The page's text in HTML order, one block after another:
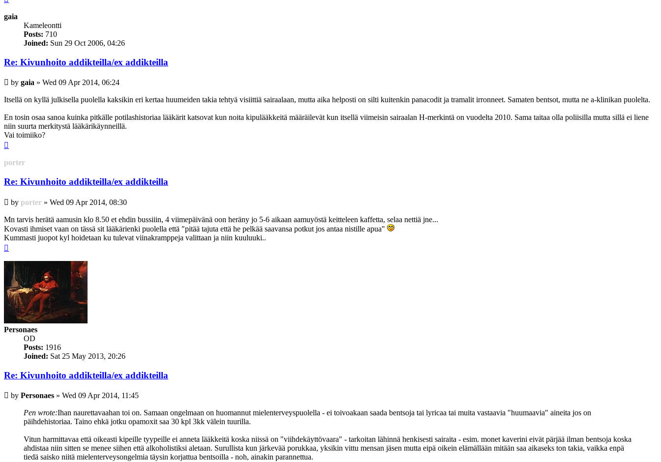
gaia
Kameleontti
Posts: 710
Joined: Sun 29 Oct 2006, 04:26
Re: Kivunhoito addikteilla/ex addikteilla
Post
by gaia » Wed 09 Apr 2014, 06:24
Itsellä on kyllä julkisella puolella kaksikin eri kertaa huumeiden takia tehtyä visiittiä sairaalaan, mutta aika helposti on silti kuitenkin panacodit ja tramalit irronneet. Samaten bentsot, mutta ne a-klinikan puolelta.
En tosin osaa sanoa kuinka pitkälle potilashistoriaa lääkärit katsovat kun noita kipulääkkeitä määräilevät kun itsellä viimeisin sairaalan H-merkintä on vuodelta 2010. Sama taitaa olla poliisilla mutta sillä ei liene
niin suurta merkitystä lääkärikäynneillä.
Vai toimiiko?
porter
Re: Kivunhoito addikteilla/ex addikteilla
Post
by porter » Wed 09 Apr 2014, 08:30
Mn tarvis herätä aamusin klo 8.50 et ehdin bussiiin, 4 viimepäivänä oon heräny jo 5-6 aikaan aamuyöstä keitteleen kaffetta, selaa nettiä jne...
Kovasti ihmiset vaan on tässä sit lääkärienki puolella että "pitää tajuta että he pelkää saavansa potkut jos antaa nistille apua"
Kummasti juopot kyl hoidetaan ku tulevat viinakramppeja valittaan ja niin kuuluuki..
Personaes
OD
Posts: 1916
Joined: Sat 25 May 2013, 20:26
Re: Kivunhoito addikteilla/ex addikteilla
Post
by Personaes » Wed 09 Apr 2014, 11:45
Pen wrote:Ihan naurettavaahan toi on. Samaan ongelmaan on huomannut mielenterveyspuolella - ei toivoakaan saada bentsoja tai lyricaa tai muita vastaavia "huumaavia" aineita jos on
päihdehistoriaa. Taino ehkä jotku opamoxit saa 30 kpl 3kk välein tuurilla.
Vitun harmittavaa että oikeasti kipeille tyypeille ei anneta lääkkeitä koska niissä on "viihdekäyttövaara" - tarkoitan lähinnä henkisesti sairaita - esim. monet kaverini eivät pärjää ilman bentsoja koska
ahdistaa niin sitten se menee siihen että alkoholistiksi aletaan. Surullista kun järkevää porukkaa, yksikin vittu mensan jäsen mutta eipä oikein elämällään mitään saa aikaseks ton takia, vaikka enpä
tiedä saisko niitä mielenterveysongelmia täysin korjattua bentsoilla - noh, ainakin parannettua.